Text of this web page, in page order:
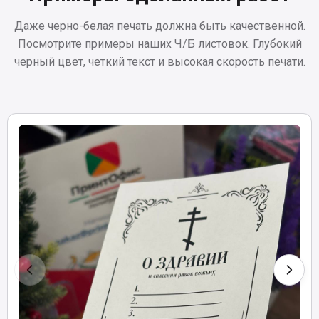
Даже черно-белая печать должна быть качественной.
Посмотрите примеры наших Ч/Б листовок. Глубокий
черный цвет, четкий текст и высокая скорость печати.